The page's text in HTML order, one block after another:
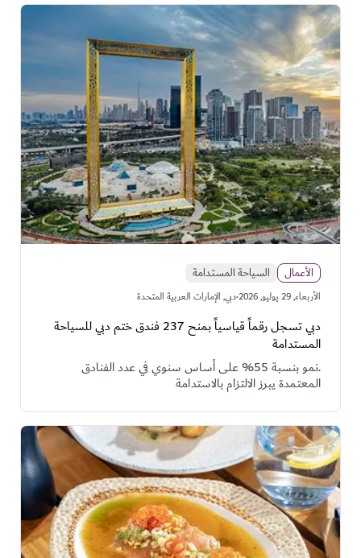
الأعمال السياحة المستدامة
اﻷربعاء, 29 يوليو, 2026 ·دبي, الإمارات العربية المتحدة
دبي تسجل رقماً قياسياً بمنح 237 فندق ختم دبي للسياحة
المستدامة
.نمو بنسبة 55% على أساس سنوي في عدد الفنادق
المعتمدة يبرز الالتزام بالاستدامة